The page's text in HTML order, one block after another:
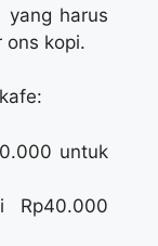
yang harus
ons kopi.
untuk
Rp40.000